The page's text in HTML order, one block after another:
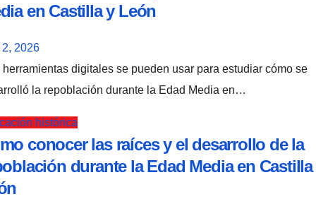
en Castilla y León
2026
la repoblación durante la Edad Media en…
histórica
conocer las raíces y el desarrollo de la
durante la Edad Media en Castilla